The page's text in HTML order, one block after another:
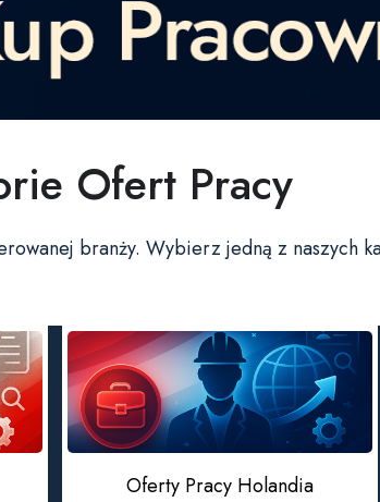
Ofert Pracy
branży. Wybierz jedną z
Oferty Pracy Holandia